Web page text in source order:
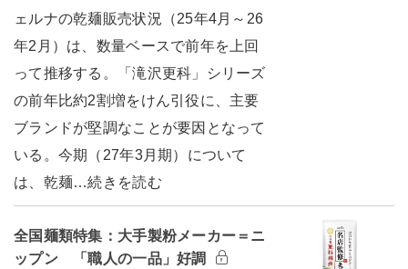
ェルナの乾麺販売状況（25年4月～26
年2月）は、数量ベースで前年を上回
って推移する。「滝沢更科」シリーズ
の前年比約2割増をけん引役に、主要
ブランドが堅調なことが要因となって
いる。今期（27年3月期）について
は、乾麺…続きを読む
全国麺類特集：大手製粉メーカー＝ニ
ップン 「職人の一品」好調